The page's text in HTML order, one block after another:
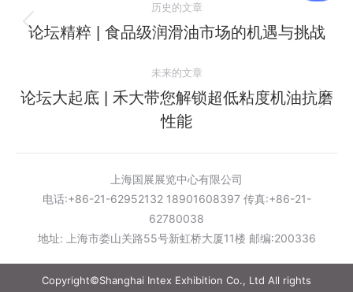
章
航
历史的文章
历
的
文
章：
论坛精粹 | 食品级润滑油市场的机遇与挑战
未来的文章
未
来
的
文
章：
论坛大起底 | 禾大带您解锁超低粘度机油抗磨
性能
上海国展展览中心有限公司
电话:+86-21-62952132 18901608397 传真:+86-21-
62780038
地址: 上海市娄山关路55号新虹桥大厦11楼 邮编:200336
Copyright©Shanghai Intex Exhibition Co., Ltd All rights